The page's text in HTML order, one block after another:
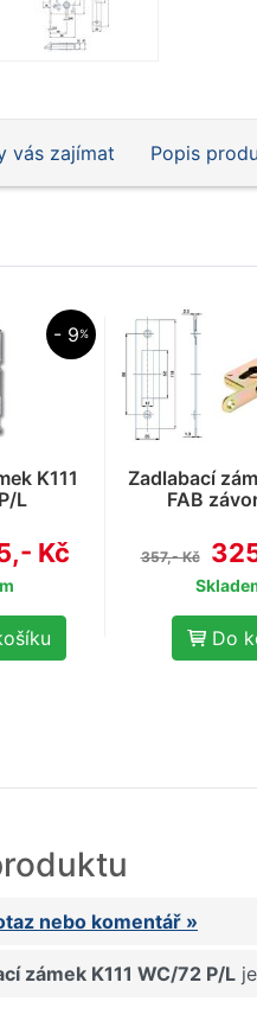
vás zajímat Popis
- 9%
K111
L
Kč
Zadlabací
FAB
357,- Kč
Do
nebo komentář »
zámek K111 WC/72 P/L